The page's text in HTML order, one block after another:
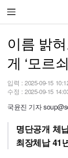
이름 밝
게 ‘모르
입력 : 2025-09-15
수정 : 2025-09-15
국윤진 기자
명단공개 체
최장체납 41